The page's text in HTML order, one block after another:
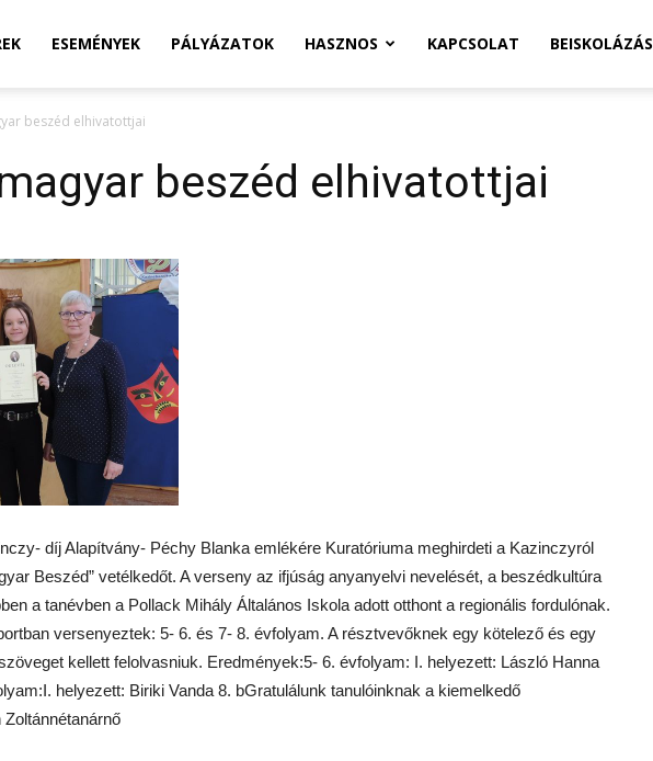
ESEMÉNYEK PÁLYÁZATOK HASZNOS KAPCSOLAT BEISKOLÁZÁS
beszéd elhivatottjai
beszéd elhivatottjai
díj Alapítvány- Péchy Blanka emlékére Kuratóriuma meghirdeti a Kazinczyról
Beszéd” vetélkedőt. A verseny az ifjúság anyanyelvi nevelését, a beszédkultúra
a tanévben a Pollack Mihály Általános Iskola adott otthont a regionális fordulónak.
versenyeztek: 5- 6. és 7- 8. évfolyam. A résztvevőknek egy kötelező és egy
kellett felolvasniuk. Eredmények:5- 6. évfolyam: I. helyezett: László Hanna
helyezett: Biriki Vanda 8. bGratulálunk tanulóinknak a kiemelkedő